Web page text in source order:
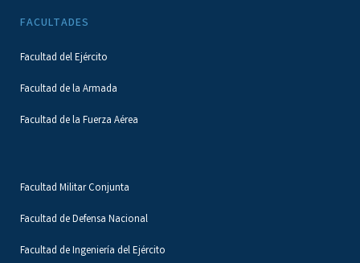
FACULTADES
Facultad del Ejército
Facultad de la Armada
Facultad de la Fuerza Aérea
Facultad Militar Conjunta
Facultad de Defensa Nacional
Facultad de Ingeniería del Ejército